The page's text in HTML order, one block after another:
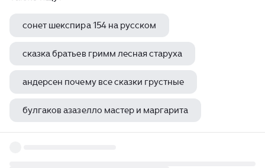
сонет шекспира 154 на русском
сказка братьев гримм лесная старуха
андерсен почему все сказки грустные
булгаков азазелло мастер и маргарита